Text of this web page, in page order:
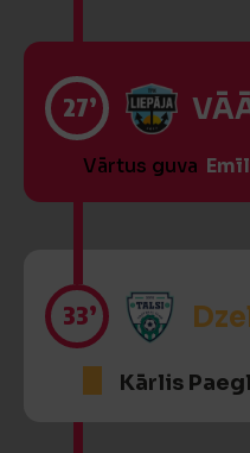
27’
Vārtus guva
33’
Kārlis